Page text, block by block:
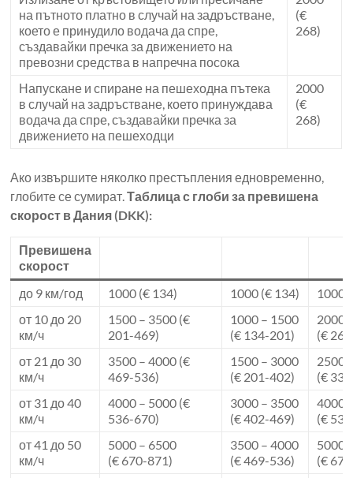
на пътното платно в случай на задръстване,
което е принудило водача да спре,
създавайки пречка за движението на
превозни средства в напречна посока
(€
268)
Напускане и спиране на пешеходна пътека
в случай на задръстване, което принуждава
водача да спре, създавайки пречка за
движението на пешеходци
2000
(€
268)
Ако извършите няколко престъпления едновременно,
глобите се сумират.Таблица с глоби за превишена
скорост в Дания (DKK):
Превишена
скорост
до 9 км/год
1000 (€ 134) 1000 (€ 134)
1000
от 10 до 20
км/ч
1500 – 3500 (€
201-469)
1000 – 1500
(€ 134-201)
2000
(€
от 21 до 30
км/ч
3500 – 4000 (€
469-536)
1500 – 3000
(€ 201-402)
2500
(€
от 31 до 40
км/ч
4000 – 5000 (€
536-670)
3000 – 3500
(€ 402-469)
4000
(€
от 41 до 50
км/ч
5000 – 6500
(€ 670-871)
3500 – 4000
(€ 469-536)
5000
(€